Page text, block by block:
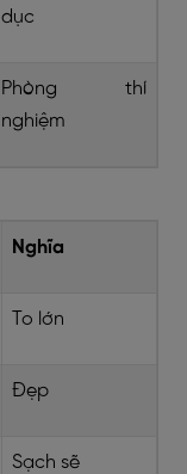
dục
Phòng thí
nghiệm
Nghĩa
To lớn
Đẹp
Sạch sẽ